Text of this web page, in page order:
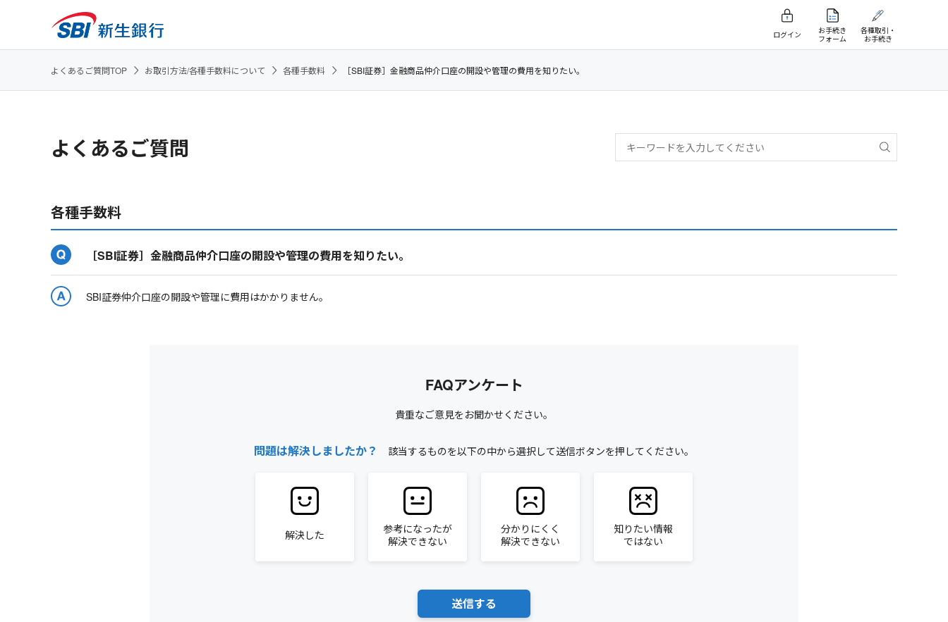
ログイン
お手続き
フォーム
各種取引・
お手続き
よくあるご質問TOP お取引方法/各種手数料について 各種手数料 ［SBI証券］金融商品仲介口座の開設や管理の費用を知りたい。
よくあるご質問
各種手数料
［SBI証券］金融商品仲介口座の開設や管理の費用を知りたい。
SBI証券仲介口座の開設や管理に費用はかかりません。
FAQアンケート
貴重なご意見をお聞かせください。
問題は解決しましたか？ 該当するものを以下の中から選択して送信ボタンを押してください。
解決した
参考になったが
解決できない
分かりにくく
解決できない
知りたい情報
ではない